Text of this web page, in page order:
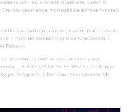
или вы можете приехать к нам в
филиалов по продаже автозапчастей
заказать двигатели, топливные насосы,
и прочие запчасти для автомобилей с
России.
ответят на любые возникшие у вас
— 8-800-777-08-39, +7 4852 77-00-10 или
Telegram, Viber, социальную сеть VK.